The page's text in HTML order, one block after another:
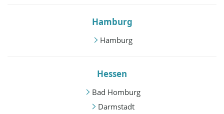
Hamburg
Hamburg
Hessen
Bad Homburg
Darmstadt